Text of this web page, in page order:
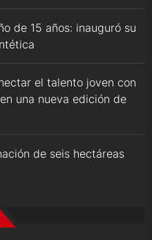
de 15 años: inauguró su
el talento joven con
una nueva edición de
de seis hectáreas